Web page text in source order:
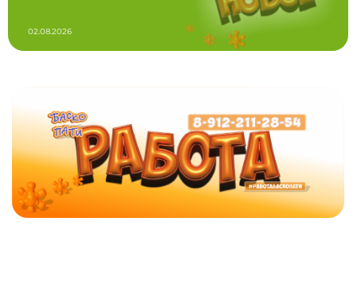
02.08.2026